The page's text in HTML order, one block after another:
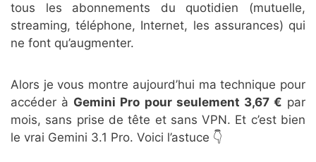
tous les abonnements du quotidien (mutuelle,
streaming, téléphone, Internet, les assurances) qui
ne font qu’augmenter.
Alors je vous montre aujourd’hui ma technique pour
accéder à Gemini Pro pour seulement 3,67 € par
mois, sans prise de tête et sans VPN. Et c’est bien
le vrai Gemini 3.1 Pro. Voici l’astuce 👇